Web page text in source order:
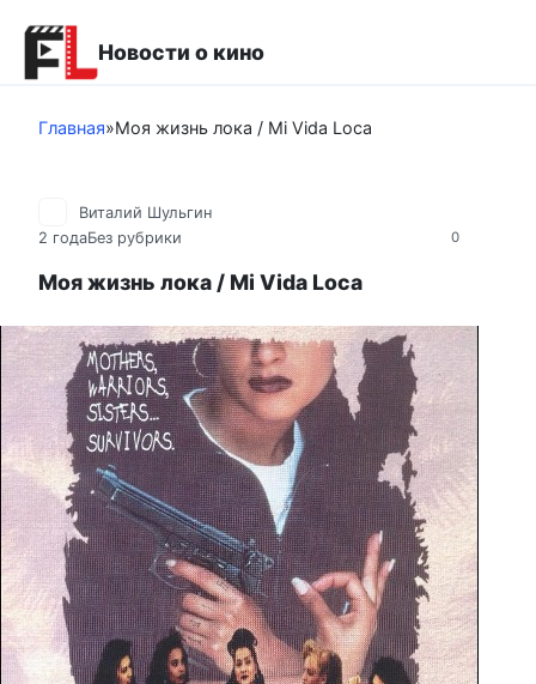
контенту
Новости о кино
Главная»Моя жизнь лока / Mi Vida Loca
0
Виталий Шульгин
2 годаБез рубрики
Моя жизнь лока / Mi Vida Loca